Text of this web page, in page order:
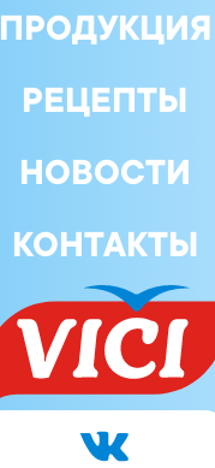
ПРОДУКЦИЯ
РЕЦЕПТЫ
НОВОСТИ
КОНТАКТЫ